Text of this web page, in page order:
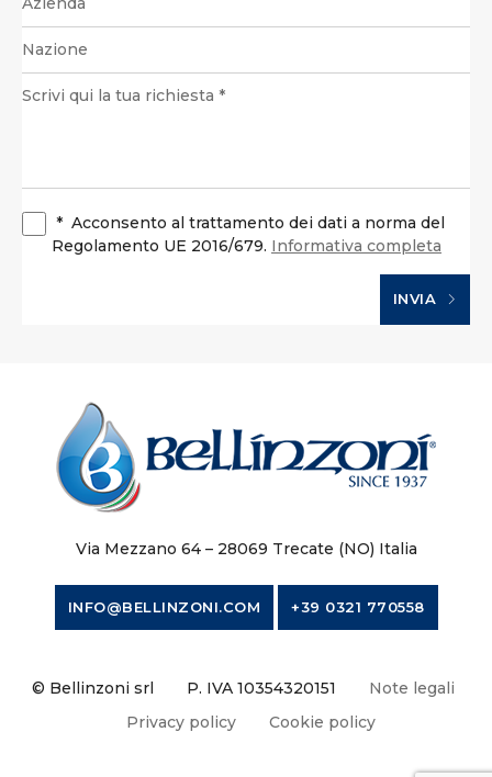
* Acconsento al trattamento dei dati a norma del
Regolamento UE 2016/679. Informativa completa
INVIA
Via Mezzano 64 – 28069 Trecate (NO) Italia
INFO@BELLINZONI.COM +39 0321 770558
© Bellinzoni srl P. IVA 10354320151
Note legali
Privacy policy
Cookie policy